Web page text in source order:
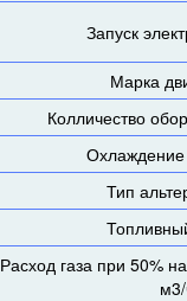
Запуск
Марка
Колличество
Охлаждение
Тип
Расход газа при 50%